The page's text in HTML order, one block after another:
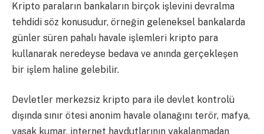
Kripto paraların bankaların birçok işlevini devralma
tehdidi söz konusudur, örneğin geleneksel bankalarda
günler süren pahalı havale işlemleri kripto para
kullanarak neredeyse bedava ve anında gerçekleşen
bir işlem haline gelebilir.
Devletler merkezsiz kripto para ile devlet kontrolü
dışında sınır ötesi anonim havale olanağını terör, mafya,
yasak kumar, internet haydutlarının yakalanmadan